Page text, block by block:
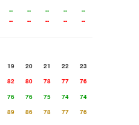
-- -- -- --
--
-- -- -- -- --
19 20 21 22
23
82 80 78 77
76
76 76 75 74
74
89 86 78 77
76